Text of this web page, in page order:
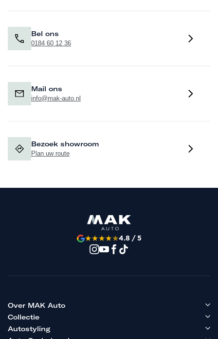
Bel ons
0184 60 12 36
Mail ons
info@mak-auto.nl
Bezoek showroom
Plan uw route
★★★★★4.8 / 5
Over MAK Auto
Collectie
Autostyling